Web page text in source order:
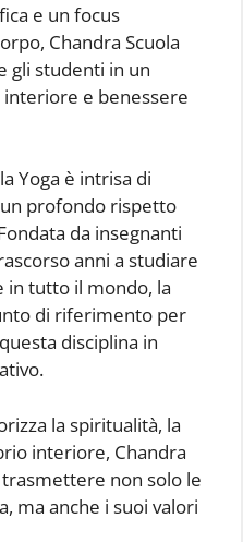
e un focus
Chandra Scuola
gli studenti in un
e benessere
Yoga è intrisa di
profondo rispetto
da insegnanti
anni a studiare
in tutto il mondo, la
di riferimento per
disciplina in
la spiritualità, la
interiore, Chandra
trasmettere non solo le
ma anche i suoi valori